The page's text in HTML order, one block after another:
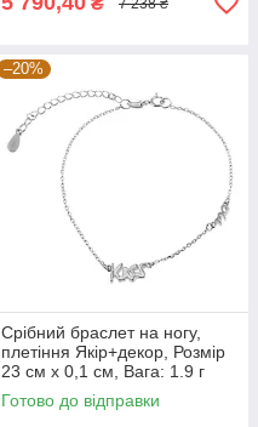
–20%
Срібний браслет на ногу,
плетіння Якір+декор, Розмір
23 см x 0,1 см, Вага: 1.9 г
Готово до відправки